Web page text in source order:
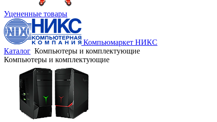
Уцененные товары
Компьюмаркет НИКС
Каталог Компьютеры и комплектующие
Компьютеры и комплектующие